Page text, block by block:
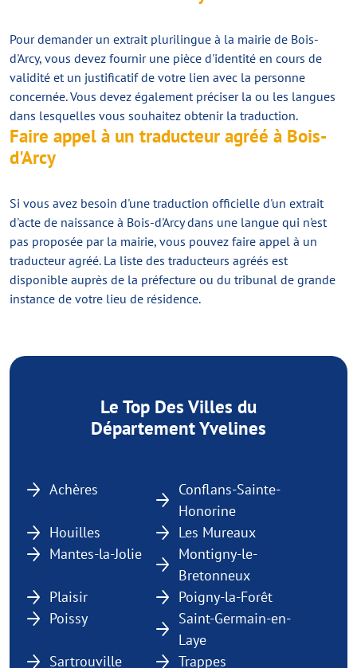
Pour demander un extrait plurilingue à la mairie de Bois-
d'Arcy, vous devez fournir une pièce d'identité en cours de
validité et un justificatif de votre lien avec la personne
concernée. Vous devez également préciser la ou les langues
dans lesquelles vous souhaitez obtenir la traduction.
Faire appel à un traducteur agréé à Bois-
d'Arcy
Si vous avez besoin d'une traduction officielle d'un extrait
d'acte de naissance à Bois-d'Arcy dans une langue qui n'est
pas proposée par la mairie, vous pouvez faire appel à un
traducteur agréé. La liste des traducteurs agréés est
disponible auprès de la préfecture ou du tribunal de grande
instance de votre lieu de résidence.
Le Top Des Villes du
Département Yvelines
Achères
Conflans-Sainte-
Honorine
Houilles
Les Mureaux
Mantes-la-Jolie
Montigny-le-
Bretonneux
Plaisir
Poigny-la-Forêt
Poissy
Saint-Germain-en-
Laye
Sartrouville
Trappes